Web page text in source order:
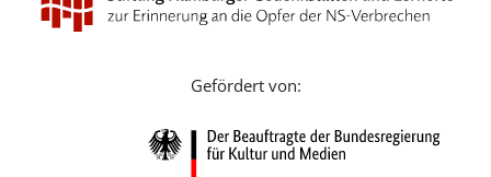
Português
Русский
Gefördert von: